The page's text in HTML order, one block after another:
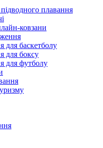
плавання
ковзани
для баскетболу
для боксу
для футболу